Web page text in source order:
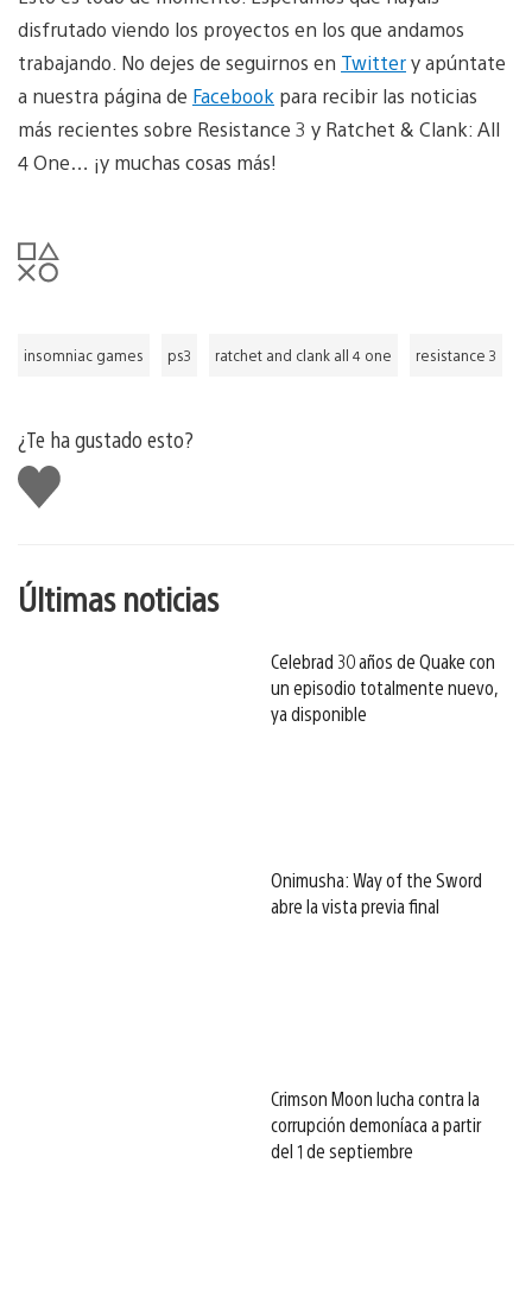
disfrutado viendo los proyectos en los que andamos
trabajando. No dejes de seguirnos en Twittery apúntate
a nuestra página de Facebook para recibir las noticias
más recientes sobre Resistance 3 y Ratchet & Clank: All
4 One… ¡y muchas cosas más!
insomniac games ps3 ratchet and clank all 4 one resistance 3
¿Te ha gustado esto?
Me
gusta
Últimas noticias
Celebrad 30 años de Quake con
un episodio totalmente nuevo,
ya disponible
Onimusha: Way of the Sword
abre la vista previa final
Crimson Moon lucha contra la
corrupción demoníaca a partir
del 1 de septiembre